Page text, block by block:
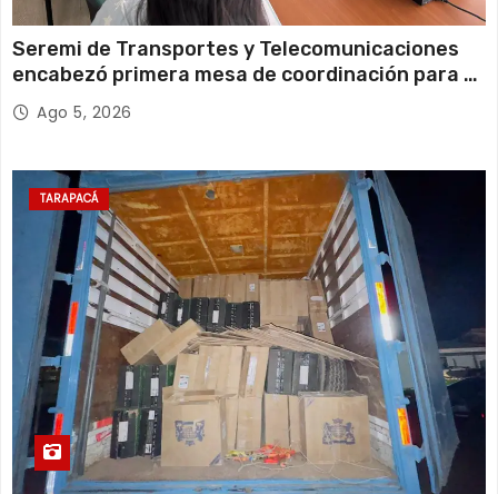
Seremi de Transportes y Telecomunicaciones
encabezó primera mesa de coordinación para el
retiro de cables en desuso en Iquique
Ago 5, 2026
TARAPACÁ